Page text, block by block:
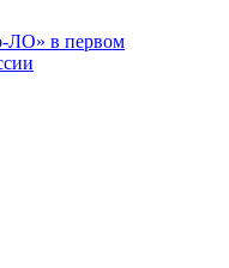
ЛО» в первом